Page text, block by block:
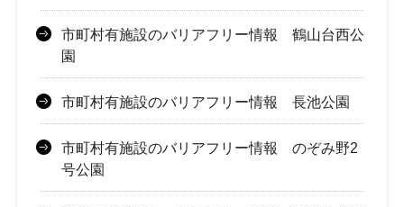
市町村有施設のバリアフリー情報 鶴山台西公
園
市町村有施設のバリアフリー情報 長池公園
市町村有施設のバリアフリー情報 のぞみ野2
号公園